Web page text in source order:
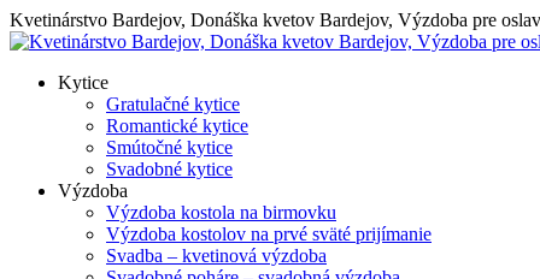
Skip
to
Kvetinárstvo Bardejov, Donáška kvetov Bardejov, Výzdoba pre
Kytice
Gratulačné kytice
Romantické kytice
Smútočné kytice
Svadobné kytice
Výzdoba
Výzdoba kostola na birmovku
Výzdoba kostolov na prvé sväté prijímanie
Svadba – kvetinová výzdoba